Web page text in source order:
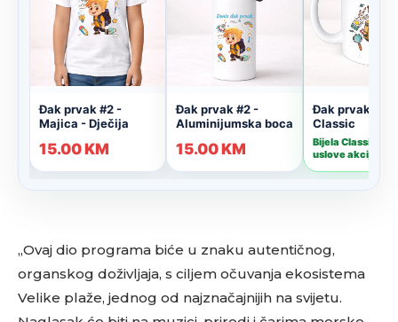
„Ovaj dio programa biće u znaku autentičnog,
organskog doživljaja, s ciljem očuvanja ekosistema
Velike plaže, jednog od najznačajnijih na svijetu.